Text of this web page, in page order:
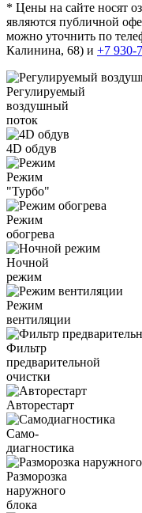
* Цены на сайте носят
являются публичной
можно уточнить по
Калинина, 68) и +7 930-
Регулируемый
воздушный
поток
4D обдув
Режим
"Турбо"
Режим
обогрева
Ночной
режим
Режим
вентиляции
Фильтр
предварительной
очистки
Авторестарт
Само-
диагностика
Разморозка
наружного
блока